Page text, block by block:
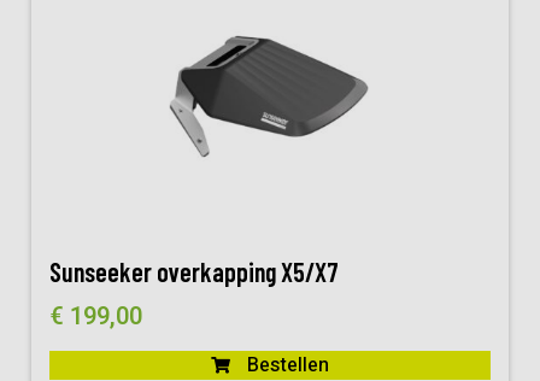
Sunseeker overkapping X5/X7
€ 199,00
Bestellen